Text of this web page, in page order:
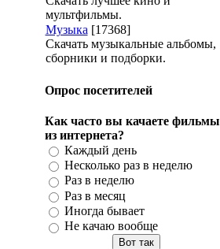
мультфильмы.
Музыка [17368]
Скачать музыкальные альбомы,
сборники и подборки.
Опрос посетителей
Как часто вы качаете фильмы
из интернета?
Каждый день
Несколько раз в неделю
Раз в неделю
Раз в месяц
Иногда бывает
Не качаю вообще